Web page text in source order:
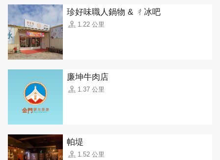
珍好味職人鍋物 & ㄔ冰吧
1.22 公里
廉坤牛肉店
1.37 公里
帕堤
1.52 公里